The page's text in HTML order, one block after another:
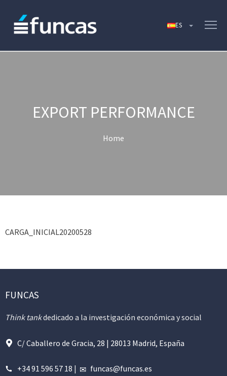
EXPORT PERFORMANCE
Home
CARGA_INICIAL20200528
FUNCAS
Think tankdedicado a la investigación económica y social
C/ Caballero de Gracia, 28 | 28013 Madrid, España
+34 91 596 57 18 | funcas@funcas.es